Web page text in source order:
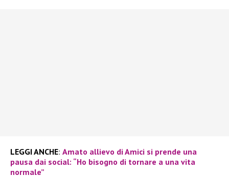
LEGGI ANCHE: Amato allievo di Amici si prende una
pausa dai social: “Ho bisogno di tornare a una vita
normale”